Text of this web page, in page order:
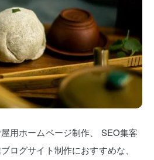
用ホームページ制作、
SEO集客
ログサイト制作におすすめな、